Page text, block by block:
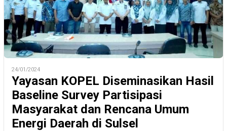
24/01/2024
Yayasan KOPEL Diseminasikan Hasil
Baseline Survey Partisipasi
Masyarakat dan Rencana Umum
Energi Daerah di Sulsel